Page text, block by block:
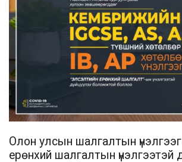
Олон улсын шалгалтын
ерөнхий шалгалтын үнэлгээтэй